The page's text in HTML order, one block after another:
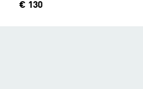
Precio
€ 130